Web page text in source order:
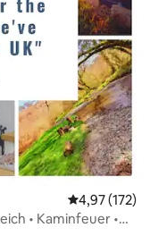
4,97 (172)
• Kaminfeuer •